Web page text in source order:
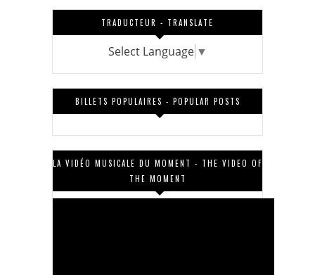
TRADUCTEUR - TRANSLATE
Select Language ▼
BILLETS POPULAIRES - POPULAR POSTS
LA VIDÉO MUSICALE DU MOMENT - THE VIDEO OF
THE MOMENT